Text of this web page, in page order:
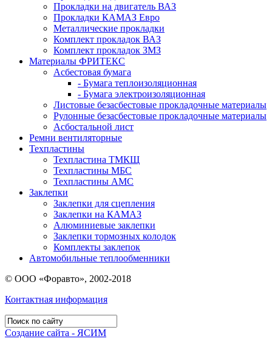
Прокладки на двигатель ВАЗ
Прокладки КАМАЗ Евро
Металлические прокладки
Комплект прокладок ВАЗ
Комплект прокладок ЗМЗ
Материалы ФРИТЕКС
Асбестовая бумага
- Бумага теплоизоляционная
- Бумага электроизоляционная
Листовые безасбестовые прокладочные материалы
Рулонные безасбестовые прокладочные материалы
Асбостальной лист
Ремни вентиляторные
Техпластины
Техпластина ТМКЩ
Техпластины МБС
Техпластины АМС
Заклепки
Заклепки для сцепления
Заклепки на КАМАЗ
Алюминиевые заклепки
Заклепки тормозных колодок
Комплекты заклепок
Автомобильные теплообменники
© ООО «Форавто», 2002-2018
Контактная информация
Создание сайта - ЯСИМ